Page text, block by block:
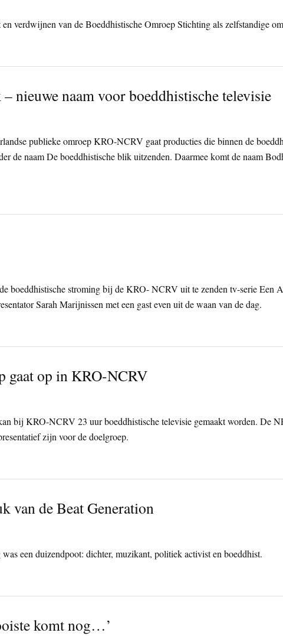
verdwijnen van de Boeddhistische Omroep Stichting als zelfstandige
nieuwe naam voor boeddhistische televisie
publieke omroep KRO-NCRV gaat producties die binnen de
de naam De boeddhistische blik uitzenden. Daarmee komt de naam
boeddhistische stroming bij de KRO- NCRV uit te zenden tv-serie Een
Sarah Marijnissen met een gast even uit de waan van de dag.
gaat op in KRO-NCRV
bij KRO-NCRV 23 uur boeddhistische televisie gemaakt worden. De
zijn voor de doelgroep.
van de Beat Generation
een duizendpoot: dichter, muzikant, politiek activist en boeddhist.
komt nog…’